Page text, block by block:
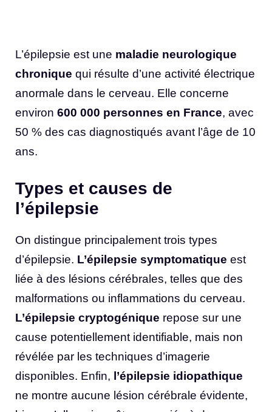
L’épilepsie est une maladie neurologique
chronique qui résulte d’une activité électrique
anormale dans le cerveau. Elle concerne
environ 600 000 personnes en France, avec
50 % des cas diagnostiqués avant l’âge de 10
ans.
Types et causes de
l’épilepsie
On distingue principalement trois types
d’épilepsie. L’épilepsie symptomatique est
liée à des lésions cérébrales, telles que des
malformations ou inflammations du cerveau.
L’épilepsie cryptogénique repose sur une
cause potentiellement identifiable, mais non
révélée par les techniques d’imagerie
disponibles. Enfin, l’épilepsie idiopathique
ne montre aucune lésion cérébrale évidente,